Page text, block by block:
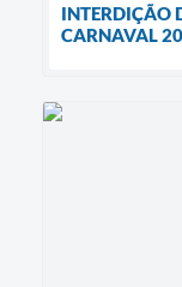
INTERDIÇÃO
CARNAVAL